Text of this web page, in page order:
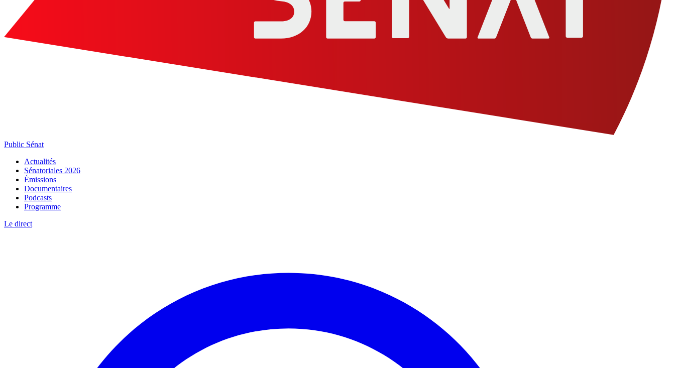
Public Sénat
Actualités
Sénatoriales 2026
Émissions
Documentaires
Podcasts
Programme
Le direct